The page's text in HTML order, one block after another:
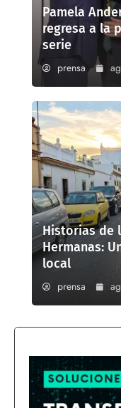
Pamela
regresa a la
serie
prensa
Historias de
Hermanas:
local
prensa